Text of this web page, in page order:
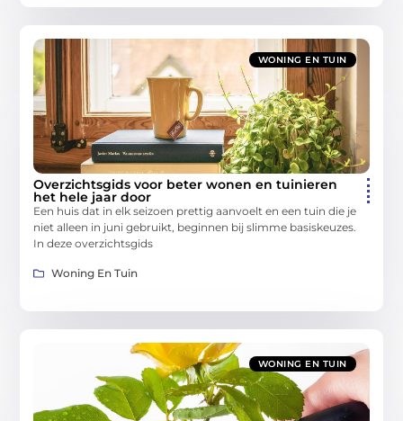
WONING EN TUIN
Overzichtsgids voor beter wonen en tuinieren
het hele jaar door
Een huis dat in elk seizoen prettig aanvoelt en een tuin die je
niet alleen in juni gebruikt, beginnen bij slimme basiskeuzes.
In deze overzichtsgids
Woning En Tuin
WONING EN TUIN